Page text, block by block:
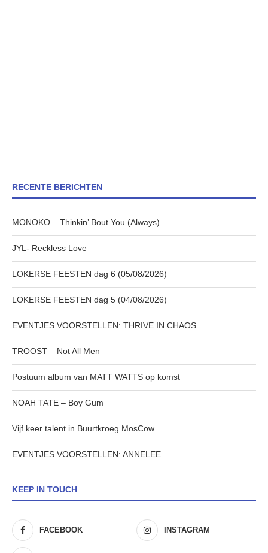
RECENTE BERICHTEN
MONOKO – Thinkin’ Bout You (Always)
JYL- Reckless Love
LOKERSE FEESTEN dag 6 (05/08/2026)
LOKERSE FEESTEN dag 5 (04/08/2026)
EVENTJES VOORSTELLEN: THRIVE IN CHAOS
TROOST – Not All Men
Postuum album van MATT WATTS op komst
NOAH TATE – Boy Gum
Vijf keer talent in Buurtkroeg MosCow
EVENTJES VOORSTELLEN: ANNELEE
KEEP IN TOUCH
FACEBOOK INSTAGRAM